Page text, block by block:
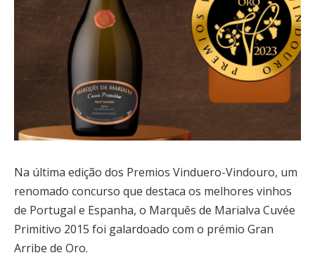
Na última edição dos Premios Vinduero-Vindouro, um
renomado concurso que destaca os melhores vinhos
de Portugal e Espanha, o Marquês de Marialva Cuvée
Primitivo 2015 foi galardoado com o prémio Gran
Arribe de Oro.